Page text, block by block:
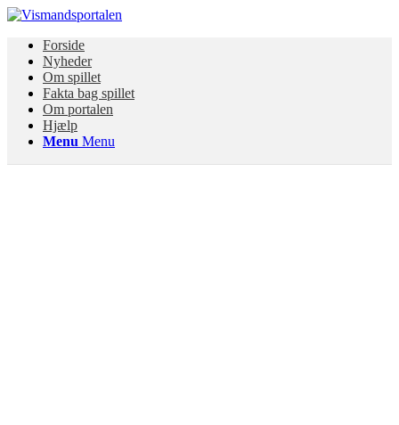
Forside
Nyheder
Om spillet
Fakta bag spillet
Om portalen
Hjælp
Menu Menu